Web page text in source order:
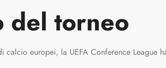
del torneo
calcio europei, la UEFA Conference League